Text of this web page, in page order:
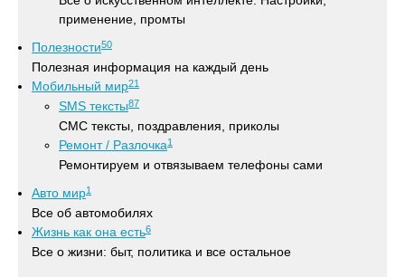
применение, промты
Полезности50
Полезная информация на каждый день
Мобильный мир21
SMS тексты87
СМС тексты, поздравления, приколы
Ремонт / Разлочка1
Ремонтируем и отвязываем телефоны сами
Авто мир1
Все об автомобилях
Жизнь как она есть6
Все о жизни: быт, политика и все остальное